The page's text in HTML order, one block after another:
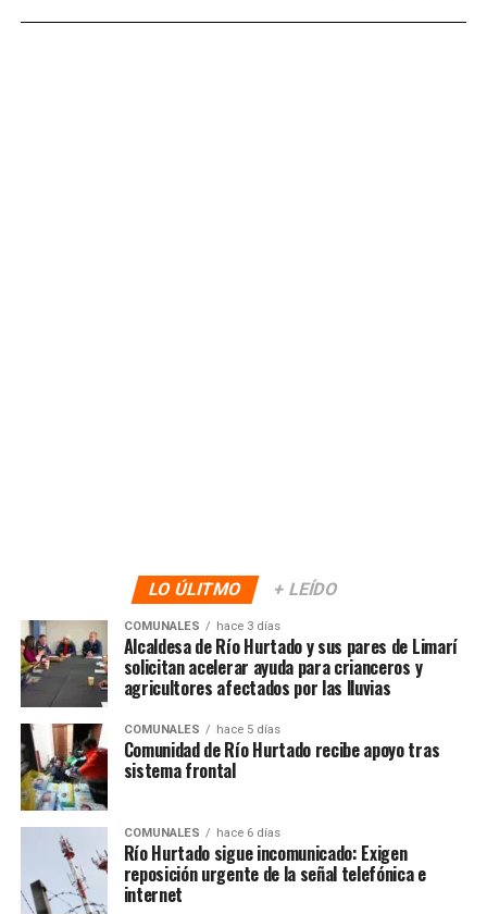
LO ÚLITMO + LEÍDO
COMUNALES hace 3 días
Alcaldesa de Río Hurtado y sus pares de Limarí
solicitan acelerar ayuda para crianceros y
agricultores afectados por las lluvias
COMUNALES hace 5 días
Comunidad de Río Hurtado recibe apoyo tras
sistema frontal
COMUNALES hace 6 días
Río Hurtado sigue incomunicado: Exigen
reposición urgente de la señal telefónica e
internet